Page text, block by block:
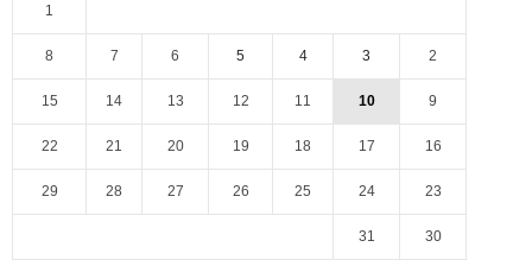
1
2
3
4
5
6
7
8
9
10
11
12
13
14
15
16
17
18
19
20
21
22
23
24
25
26
27
28
29
30
31